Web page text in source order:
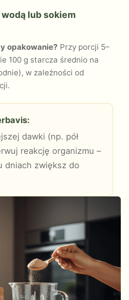
lub sokiem
opakowanie? Przy porcji 5–
100 g starcza średnio na
w zależności od
dawki (np. pół
reakcję organizmu –
dniach zwiększ do